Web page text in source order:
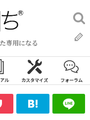
専用になる
検
索:
ル カスタマイズ フォーラム